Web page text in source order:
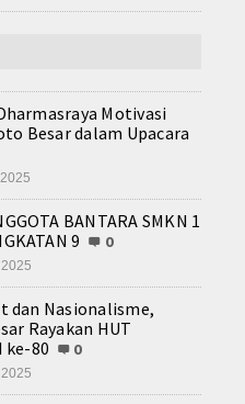
Motivasi
Besar dalam Upacara
BANTARA SMKN 1
9
0
dan Nasionalisme,
Rayakan HUT
ke-80
0